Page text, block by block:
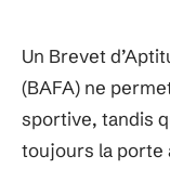
Un Brevet
(BAFA) ne
sportive, tandis
toujours la porte